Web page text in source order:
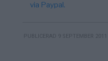
via Paypal.
PUBLICERAD 9 SEPTEMBER 2011